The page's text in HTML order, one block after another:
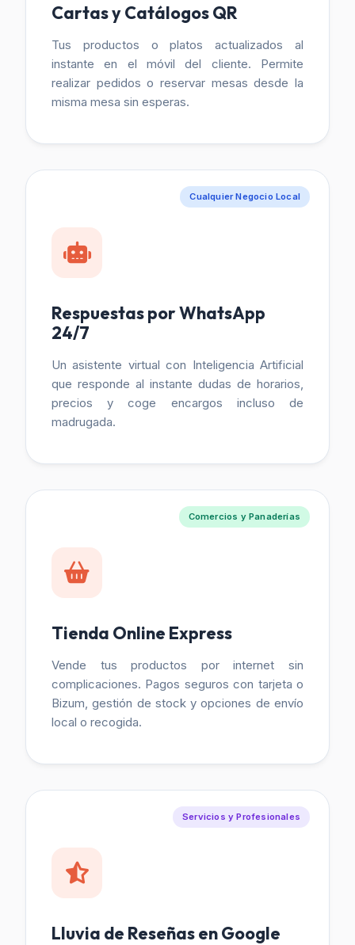
Cartas y Catálogos QR
Tus productos o platos actualizados al
instante en el móvil del cliente. Permite
realizar pedidos o reservar mesas desde la
misma mesa sin esperas.
Cualquier Negocio Local
Respuestas por WhatsApp
24/7
Un asistente virtual con Inteligencia Artificial
que responde al instante dudas de horarios,
precios y coge encargos incluso de
madrugada.
Comercios y Panaderías
Tienda Online Express
Vende tus productos por internet sin
complicaciones. Pagos seguros con tarjeta o
Bizum, gestión de stock y opciones de envío
local o recogida.
Servicios y Profesionales
Lluvia de Reseñas en Google